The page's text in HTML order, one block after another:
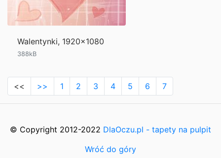
Walentynki, 1920x1080
388kB
<< >> 1 2 3 4 5 6 7
© Copyright 2012-2022 DlaOczu.pl - tapety na pulpit
Wróć do góry